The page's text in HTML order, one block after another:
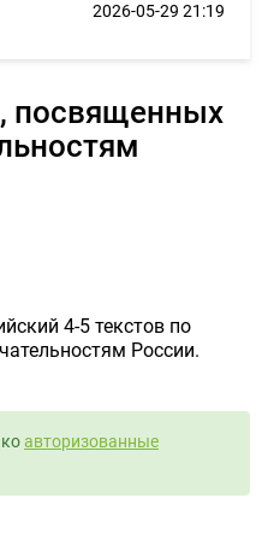
2026-05-29 21:19
4-5 текстов по
России.
авторизованные